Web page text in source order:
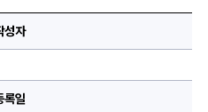
성자
록일